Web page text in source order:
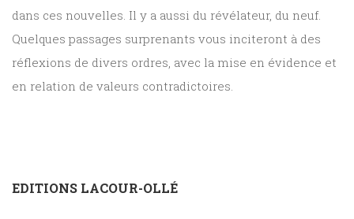
dans ces nouvelles. Il y a aussi du révélateur, du neuf.
Quelques passages surprenants vous inciteront à des
réflexions de divers ordres, avec la mise en évidence et
en relation de valeurs contradictoires.
EDITIONS LACOUR-OLLÉ